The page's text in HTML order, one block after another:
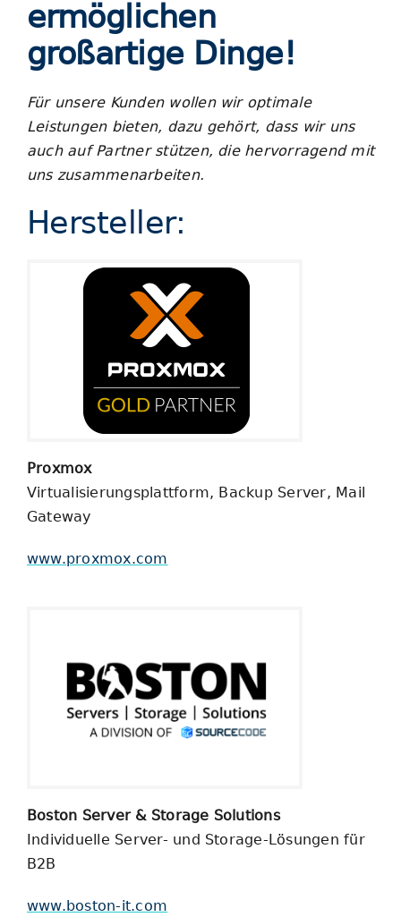
Blog
ermöglichen
großartige Dinge!
Für unsere Kunden wollen wir optimale
Leistungen bieten, dazu gehört, dass wir uns
auch auf Partner stützen, die hervorragend mit
uns zusammenarbeiten.
Hersteller:
Proxmox
Virtualisierungsplattform, Backup Server, Mail
Gateway
www.proxmox.com
Boston Server & Storage Solutions
Individuelle Server- und Storage-Lösungen für
B2B
www.boston-it.com